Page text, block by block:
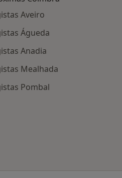
Aveiro
Águeda
Anadia
Mealhada
Pombal